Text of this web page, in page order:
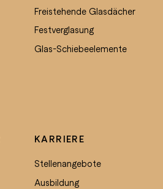
Freistehende Glasdächer
Festverglasung
Glas-Schiebeelemente
KARRIERE
Stellenangebote
Ausbildung